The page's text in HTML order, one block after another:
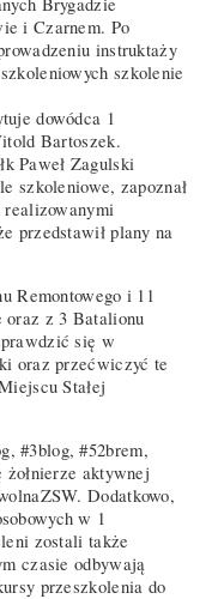
Brygadzie
i Czarnem. Po
instruktaży
szkolenie
dowódca 1
Bartoszek.
Paweł Zagulski
szkoleniowe, zapoznał
realizowanymi
przedstawił plany na
Remontowego i 11
oraz z 3 Batalionu
się w
oraz przećwiczyć te
Stałej
#3blog, #52brem,
aktywnej
Dodatkowo,
w 1
zostali także
czasie odbywają
przeszkolenia do